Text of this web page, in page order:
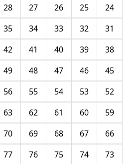
24
25
26
27
28
31
32
33
34
35
38
39
40
41
42
45
46
47
48
49
52
53
54
55
56
59
60
61
62
63
66
67
68
69
70
73
74
75
76
77